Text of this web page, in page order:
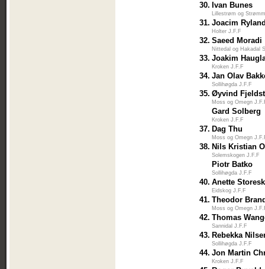
30. Ivan Bunes
Lillestrøm og
31. Joacim
Holter J.F.F
32. Saeed Moradi
Nittedal og Hakadal
33. Joakim
Kroken J.F.F
34. Jan Olav
Sollihøgda J.F.F
35. Øyvind
Moss og Omegn
Gard Solberg
Kroken J.F.F
37. Dag Thu
Moss og Omegn
38. Nils Kristian
Solemskogen J.F.F
Piotr Batko
Sollihøgda J.F.F
40. Anette
Eidskog J.F.F
41. Theodor
Moss og Omegn
42. Thomas
Sannidal J.F.F
43. Rebekka
Sollihøgda J.F.F
44. Jon Martin
Kroken J.F.F